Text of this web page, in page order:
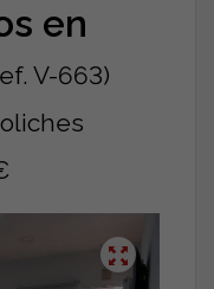
en
V-663)